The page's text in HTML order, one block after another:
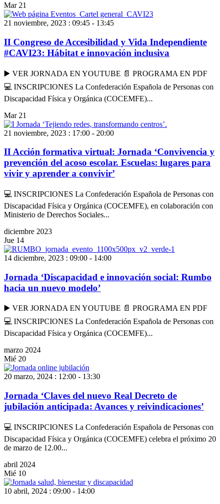
Mar 21
21 noviembre, 2023 : 09:45 - 13:45
II Congreso de Accesibilidad y Vida Independiente
#CAVI23: Hábitat e innovación inclusiva
▶️ VER JORNADA EN YOUTUBE 📄 PROGRAMA EN PDF
💻 INSCRIPCIONES La Confederación Española de Personas con
Discapacidad Física y Orgánica (COCEMFE)...
Mar 21
21 noviembre, 2023 : 17:00 - 20:00
II Acción formativa virtual: Jornada ‘Convivencia y
prevención del acoso escolar. Escuelas: lugares para
vivir y aprender a convivir’
💻 INSCRIPCIONES La Confederación Española de Personas con
Discapacidad Física y Orgánica (COCEMFE), en colaboración con
Ministerio de Derechos Sociales...
diciembre 2023
Jue 14
14 diciembre, 2023 : 09:00 - 14:00
Jornada ‘Discapacidad e innovación social: Rumbo
hacia un nuevo modelo’
▶️ VER JORNADA EN YOUTUBE 📄 PROGRAMA EN PDF
💻 INSCRIPCIONES La Confederación Española de Personas con
Discapacidad Física y Orgánica (COCEMFE)...
marzo 2024
Mié 20
20 marzo, 2024 : 12:00 - 13:30
Jornada ‘Claves del nuevo Real Decreto de
jubilación anticipada: Avances y reivindicaciones’
💻 INSCRIPCIONES La Confederación Española de Personas con
Discapacidad Física y Orgánica (COCEMFE) celebra el próximo 20
de marzo de 12.00...
abril 2024
Mié 10
10 abril, 2024 : 09:00 - 14:00